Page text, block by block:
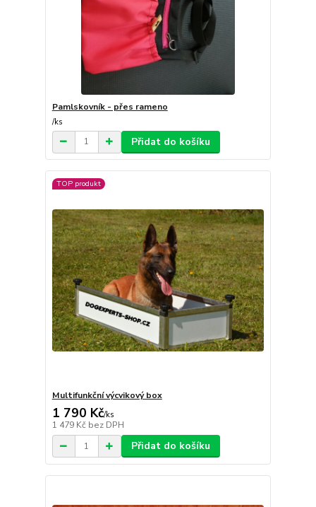
Pamlskovník - přes rameno
/ks
Přidat do košíku
TOP produkt
Multifunkční výcvikový box
1 790 Kč/ks
1 479 Kč bez DPH
Přidat do košíku